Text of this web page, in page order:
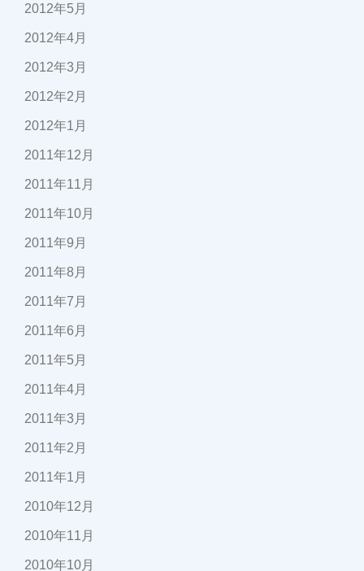
2012年5月
2012年4月
2012年3月
2012年2月
2012年1月
2011年12月
2011年11月
2011年10月
2011年9月
2011年8月
2011年7月
2011年6月
2011年5月
2011年4月
2011年3月
2011年2月
2011年1月
2010年12月
2010年11月
2010年10月